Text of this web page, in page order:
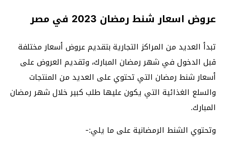
عروض اسعار شنط رمضان 2023 في مصر
تبدأ العديد من المراكز التجارية بتقديم عروض أسعار مختلفة
قبل الدخول في شهر رمضان المبارك، وتقديم العروض على
أسعار شنط رمضان التي تحتوي على العديد من المنتجات
والسلع الغذائية التي يكون عليها طلب كبير خلال شهر رمضان
المبارك.
وتحتوي الشنط الرمضانية على ما يلي:-